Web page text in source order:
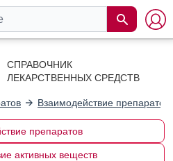
СПРАВОЧНИК
ЛЕКАРСТВЕННЫХ СРЕДСТВ
Взаимодействие препаратов
препаратов
активных веществ